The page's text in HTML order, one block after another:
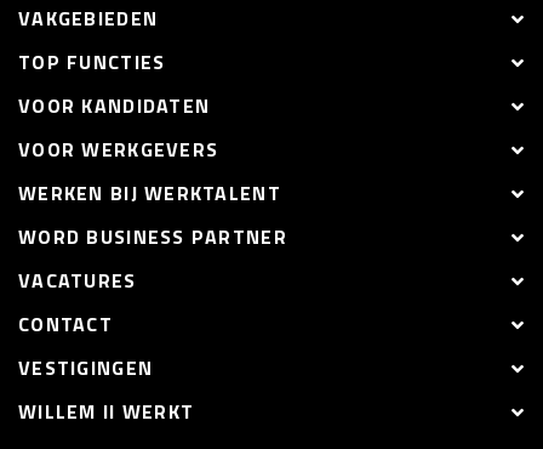
VAKGEBIEDEN
TOP FUNCTIES
VOOR KANDIDATEN
VOOR WERKGEVERS
WERKEN BIJ WERKTALENT
WORD BUSINESS PARTNER
VACATURES
CONTACT
VESTIGINGEN
WILLEM II WERKT